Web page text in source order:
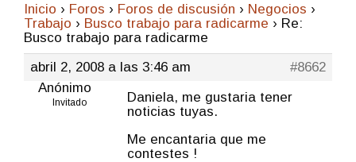
Inicio › Foros › Foros de discusión › Negocios ›
Trabajo › Busco trabajo para radicarme › Re:
Busco trabajo para radicarme
abril 2, 2008 a las 3:46 am
#8662
Anónimo
Invitado
Daniela, me gustaria tener
noticias tuyas.
Me encantaria que me
contestes !